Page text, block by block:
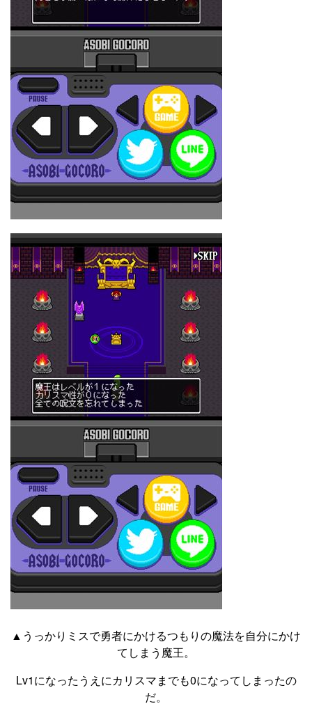
▲うっかりミスで勇者にかけるつもりの魔法を自分にかけ
てしまう魔王。
Lv1になったうえにカリスマまでも0になってしまったの
だ。